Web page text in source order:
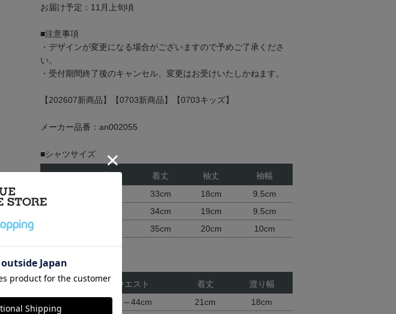
お届け予定：11月上旬頃
■注意事項
・デザインが変更になる場合がございますので予めご了承くださ
い。
・受付期間終了後のキャンセル、変更はお受けいたしかねます。
【202607新商品】【0703新商品】【0703キッズ】
メーカー品番：an002055
■シャツサイズ
着丈 袖丈
袖幅
33cm 18cm
9.5cm
34cm 19cm
9.5cm
35cm 20cm 10cm
■パンツサイズ
サイズ ウエスト 着丈
渡り幅
43～44cm 21cm
18cm